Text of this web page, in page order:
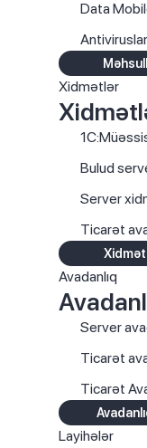
Data
Antiviruslar
Xidmətlər
Bulud
Server
Ticarət
Avadanlıq
Server
Ticarət
Ticarət
Layihələr